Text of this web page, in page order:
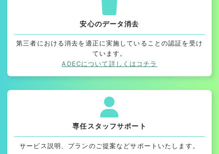
安心のデータ消去
第三者における消去を適正に実施していることの認証を受け
ています。
ADECについて詳しくはコチラ
専任スタッフサポート
サービス説明、プランのご提案などサポートいたします。